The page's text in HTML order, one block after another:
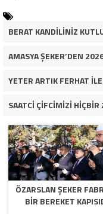
BERAT KANDİLİNİZ
AMASYA ŞEKER’DEN
SAATCİ ÇİFCİMİZİ
ÖZARSLAN ŞEKER
BİR BEREKET